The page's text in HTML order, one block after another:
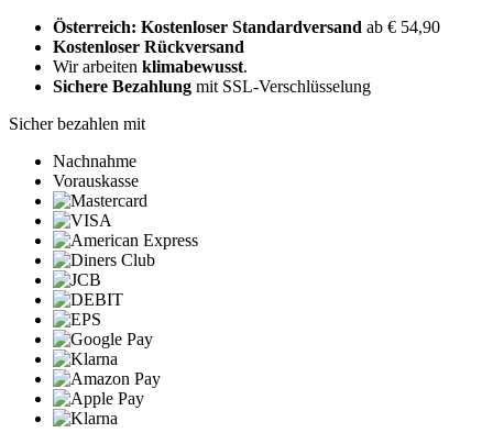
Österreich: Kostenloser Standardversand ab € 54,90
Kostenloser Rückversand
Wir arbeiten klimabewusst.
Sichere Bezahlung mit SSL-Verschlüsselung
Sicher bezahlen mit
Nachnahme
Vorauskasse